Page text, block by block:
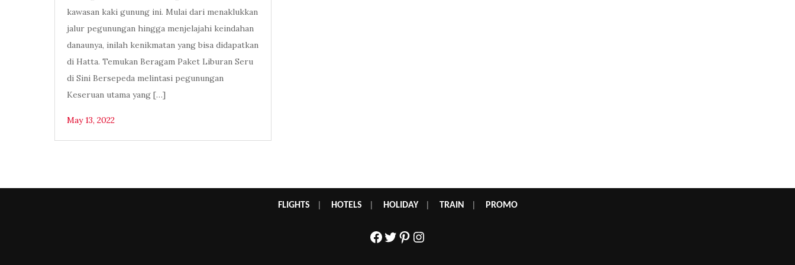
kawasan kaki gunung ini. Mulai dari menaklukkan
jalur pegunungan hingga menjelajahi keindahan
danaunya, inilah kenikmatan yang bisa didapatkan
di Hatta. Temukan Beragam Paket Liburan Seru
di Sini Bersepeda melintasi pegunungan
Keseruan utama yang […]
May 13, 2022
FLIGHTS HOTELS HOLIDAY| TRAIN PROMO
Facebook
Twitter
Pinterest
Instagram